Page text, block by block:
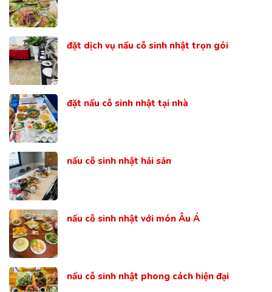
đặt dịch vụ nấu cỗ sinh nhật trọn gói
đặt nấu cỗ sinh nhật tại nhà
nấu cỗ sinh nhật hải sản
nấu cỗ sinh nhật với món Âu Á
nấu cỗ sinh nhật phong cách hiện đại